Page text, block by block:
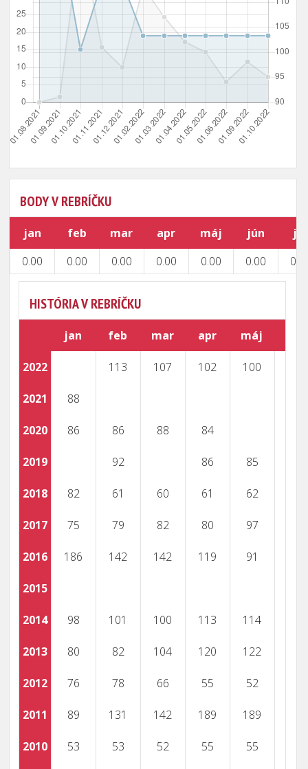
BODY V REBRÍČKU
jan feb mar apr máj jún
júl
0.00
0.00 0.00 0.00 0.00 0.00
HISTÓRIA V REBRÍČKU
jan feb mar apr máj
2022 113 107 102 100
2021 88
2020 86 86 88 84
2019 92 86 85
2018 82 61 60 61 62
2017 75 79 82 80 97
2016 186 142 142 119 91
2015
2014 98 101 100 113 114
2013 80 82 104 120 122
2012 76 78 66 55 52
2011 89 131 142 189 189
2010 53 53 52 55 55